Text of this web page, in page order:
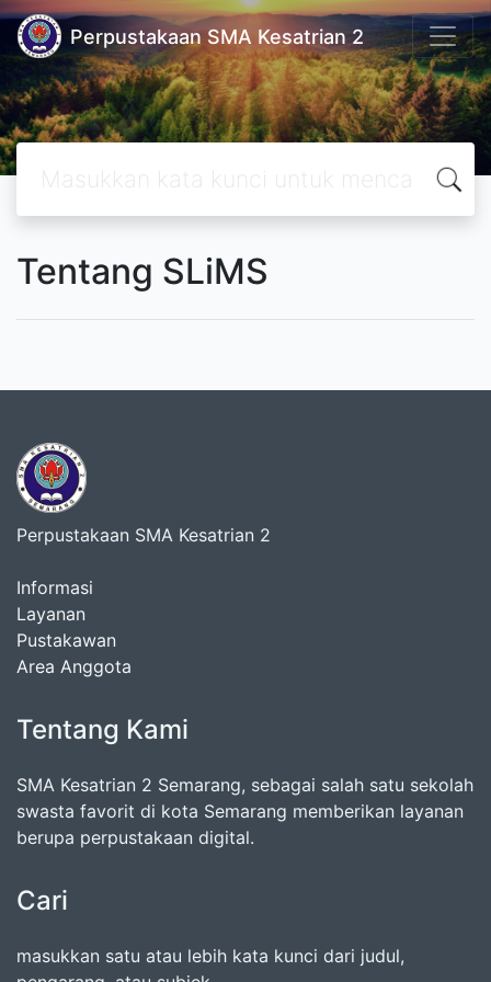
Perpustakaan SMA Kesatrian 2
Tentang SLiMS
Perpustakaan SMA Kesatrian 2
Informasi
Layanan
Pustakawan
Area Anggota
Tentang Kami
SMA Kesatrian 2 Semarang, sebagai salah satu sekolah
swasta favorit di kota Semarang memberikan layanan
berupa perpustakaan digital.
Cari
masukkan satu atau lebih kata kunci dari judul,